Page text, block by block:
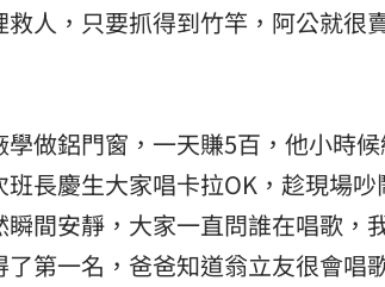
人，只要抓得到竹竿，阿公就很
做鋁門窗，一天賺5百，他小時候
長慶生大家唱卡拉OK，趁現場
間安靜，大家一直問誰在唱歌，
第一名，爸爸知道翁立友很會唱